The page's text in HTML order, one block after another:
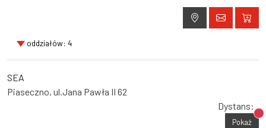
oddziałów: 4
SEA
Piaseczno, ul.Jana Pawła II 62
Dystans:
Pokaż